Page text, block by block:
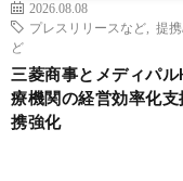
2026.08.08
プレスリリースなど
提
ど
三菱商事とメディパ
療機関の経営効率化支
携強化